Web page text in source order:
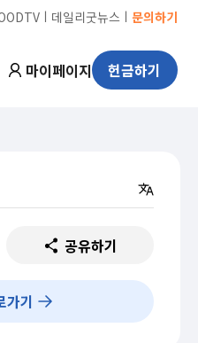
ㅣ 데일리굿뉴스 ㅣ 문의하기
마이페이지 헌금하기
공유하기
가기